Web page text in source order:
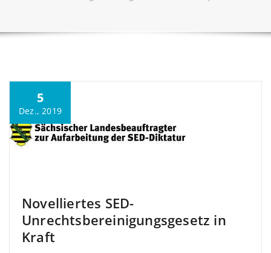
5
Dez., 2019
Novelliertes SED-
Unrechtsbereinigungsgesetz in
Kraft